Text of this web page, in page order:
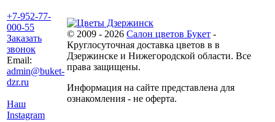
+7-952-77-
000-55
Заказать
звонок
Email:
admin@buket-
dzr.ru
Наш
Instagram
© 2009 - 2026 Салон цветов Букет -
Круглосуточная доставка цветов в в
Дзержинске и Нижегородской области. Все
права защищены.
Информация на сайте представлена для
ознакомления - не оферта.